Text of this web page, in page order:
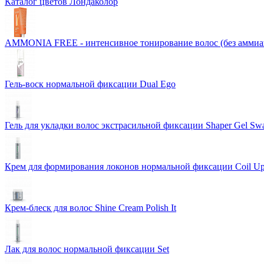
AMMONIA FREE - интенсивное тонирование волос (без
Гель-воск нормальной фиксации Dual Ego
Гель для укладки волос экстрасильной фиксации Shaper Gel
Крем для формирования локонов нормальной фиксации Coil
Крем-блеск для волос Shine Cream Polish It
Лак для волос нормальной фиксации Set